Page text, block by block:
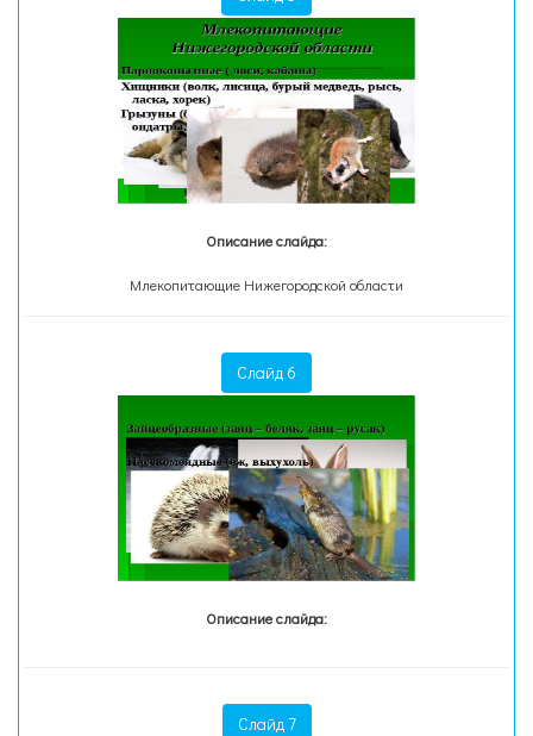
Описание слайда:
Млекопитающие Нижегородской области
Слайд 6
Описание слайда:
Слайд 7